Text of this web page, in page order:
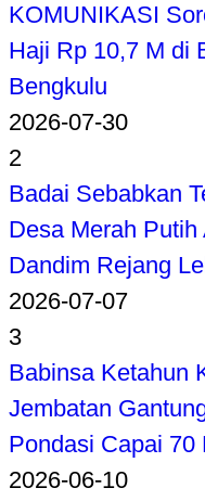
KOMUNIKASI
Haji Rp 10,7 M di
Bengkulu
2026-07-30
2
Badai Sebabkan
Desa Merah
Dandim Rejang
2026-07-07
3
Babinsa Ketahun
Jembatan
Pondasi Capai 70
2026-06-10